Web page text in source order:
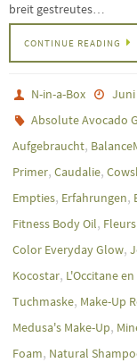
breit gestreutes…
CONTINUE READING
N-in-a-Box Juni
Absolute Avocado
Aufgebraucht,
Primer, Caudalie,
Empties, Erfahrungen,
Fitness Body Oil,
Color Everyday Glow,
Kocostar, L'Occitane
Tuchmaske, Make-Up
Medusa's Make-Up,
Foam, Natural